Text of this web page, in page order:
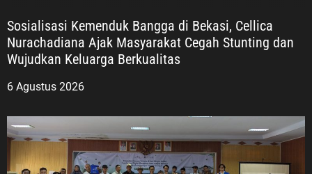
Sosialisasi Kemenduk Bangga di Bekasi, Cellica
Nurachadiana Ajak Masyarakat Cegah Stunting dan
Wujudkan Keluarga Berkualitas
6 Agustus 2026